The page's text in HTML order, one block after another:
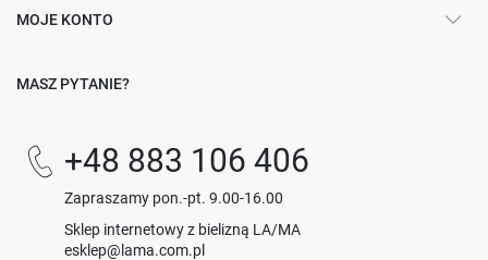
MOJE KONTO
MASZ PYTANIE?
+48 883 106 406
Zapraszamy pon.-pt. 9.00-16.00
Sklep internetowy z bielizną LA/MA
esklep@lama.com.pl